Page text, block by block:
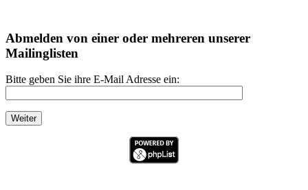
Abmelden von einer oder mehreren unserer
Mailinglisten
Bitte geben Sie ihre E-Mail Adresse ein: